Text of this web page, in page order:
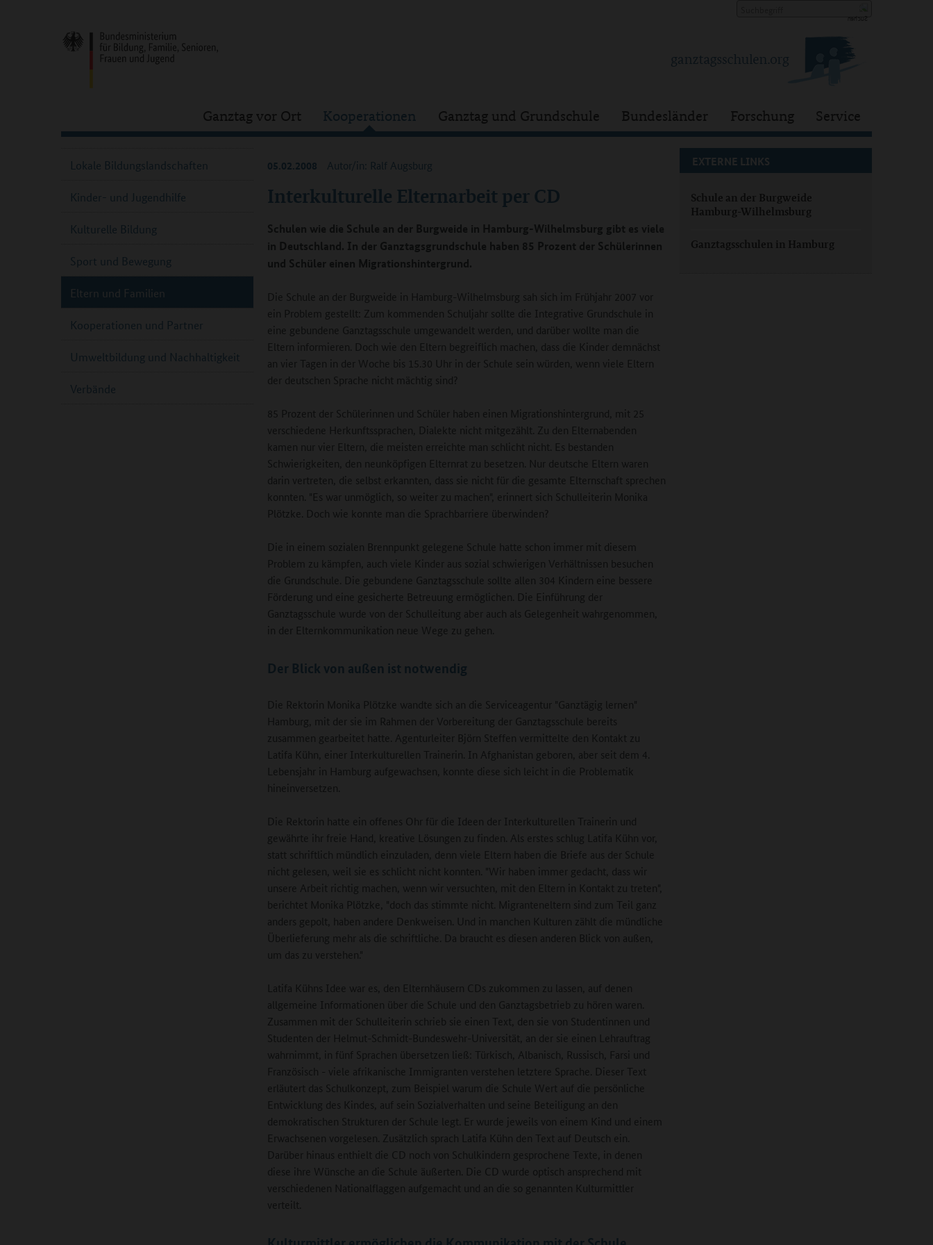
Ganztag vor Ort Kooperationen Ganztag und Grundschule Bundesländer Forschung Service
Interkulturelle Elternarbeit per CD
05.02.2008 Autor/in: Ralf Augsburg
Schulen wie die Schule an der Burgweide in Hamburg-Wilhelmsburg gibt es viele
in Deutschland. In der Ganztagsgrundschule haben 85 Prozent der Schülerinnen
und Schüler einen Migrationshintergrund.
Die Schule an der Burgweide in Hamburg-Wilhelmsburg sah sich im Frühjahr 2007 vor
ein Problem gestellt: Zum kommenden Schuljahr sollte die Integrative Grundschule in
eine gebundene Ganztagsschule umgewandelt werden, und darüber wollte man die
Eltern informieren. Doch wie den Eltern begreiflich machen, dass die Kinder demnächst
an vier Tagen in der Woche bis 15.30 Uhr in der Schule sein würden, wenn viele Eltern
der deutschen Sprache nicht mächtig sind?
85 Prozent der Schülerinnen und Schüler haben einen Migrationshintergrund, mit 25
verschiedene Herkunftssprachen, Dialekte nicht mitgezählt. Zu den Elternabenden
kamen nur vier Eltern, die meisten erreichte man schlicht nicht. Es bestanden
Schwierigkeiten, den neunköpfigen Elternrat zu besetzen. Nur deutsche Eltern waren
darin vertreten, die selbst erkannten, dass sie nicht für die gesamte Elternschaft sprechen
konnten. "Es war unmöglich, so weiter zu machen", erinnert sich Schulleiterin Monika
Plötzke. Doch wie konnte man die Sprachbarriere überwinden?
Die in einem sozialen Brennpunkt gelegene Schule hatte schon immer mit diesem
Problem zu kämpfen, auch viele Kinder aus sozial schwierigen Verhältnissen besuchen
die Grundschule. Die gebundene Ganztagsschule sollte allen 304 Kindern eine bessere
Förderung und eine gesicherte Betreuung ermöglichen. Die Einführung der
Ganztagsschule wurde von der Schulleitung aber auch als Gelegenheit wahrgenommen,
in der Elternkommunikation neue Wege zu gehen.
Der Blick von außen ist notwendig
Die Rektorin Monika Plötzke wandte sich an die Serviceagentur "Ganztägig lernen"
Hamburg, mit der sie im Rahmen der Vorbereitung der Ganztagsschule bereits
zusammen gearbeitet hatte. Agenturleiter Björn Steffen vermittelte den Kontakt zu
Latifa Kühn, einer Interkulturellen Trainerin. In Afghanistan geboren, aber seit dem 4.
Lebensjahr in Hamburg aufgewachsen, konnte diese sich leicht in die Problematik
hineinversetzen.
Die Rektorin hatte ein offenes Ohr für die Ideen der Interkulturellen Trainerin und
gewährte ihr freie Hand, kreative Lösungen zu finden. Als erstes schlug Latifa Kühn vor,
statt schriftlich mündlich einzuladen, denn viele Eltern haben die Briefe aus der Schule
nicht gelesen, weil sie es schlicht nicht konnten. "Wir haben immer gedacht, dass wir
unsere Arbeit richtig machen, wenn wir versuchten, mit den Eltern in Kontakt zu treten",
berichtet Monika Plötzke, "doch das stimmte nicht. Migranteneltern sind zum Teil ganz
anders gepolt, haben andere Denkweisen. Und in manchen Kulturen zählt die mündliche
Überlieferung mehr als die schriftliche. Da braucht es diesen anderen Blick von außen,
um das zu verstehen."
Latifa Kühns Idee war es, den Elternhäusern CDs zukommen zu lassen, auf denen
allgemeine Informationen über die Schule und den Ganztagsbetrieb zu hören waren.
Zusammen mit der Schulleiterin schrieb sie einen Text, den sie von Studentinnen und
Studenten der Helmut-Schmidt-Bundeswehr-Universität, an der sie einen Lehrauftrag
wahrnimmt, in fünf Sprachen übersetzen ließ: Türkisch, Albanisch, Russisch, Farsi und
Französisch - viele afrikanische Immigranten verstehen letztere Sprache. Dieser Text
erläutert das Schulkonzept, zum Beispiel warum die Schule Wert auf die persönliche
Entwicklung des Kindes, auf sein Sozialverhalten und seine Beteiligung an den
demokratischen Strukturen der Schule legt. Er wurde jeweils von einem Kind und einem
Erwachsenen vorgelesen. Zusätzlich sprach Latifa Kühn den Text auf Deutsch ein.
Darüber hinaus enthielt die CD noch von Schulkindern gesprochene Texte, in denen
diese ihre Wünsche an die Schule äußerten. Die CD wurde optisch ansprechend mit
verschiedenen Nationalflaggen aufgemacht und an die so genannten Kulturmittler
verteilt.
EXTERNE LINKS
Schule an der Burgweide
Hamburg-Wilhelmsburg
Ganztagsschulen in Hamburg
Lokale Bildungslandschaften
Kinder- und Jugendhilfe
Kulturelle Bildung
Sport und Bewegung
Eltern und Familien
Kooperationen und Partner
Umweltbildung und Nachhaltigkeit
Verbände